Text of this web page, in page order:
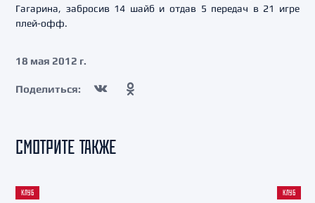
Гагарина, забросив 14 шайб и отдав 5 передач в 21 игре
плей-офф.
18 мая 2012 г.
Поделиться:
СМОТРИТЕ ТАКЖЕ
КЛУБ КЛУБ